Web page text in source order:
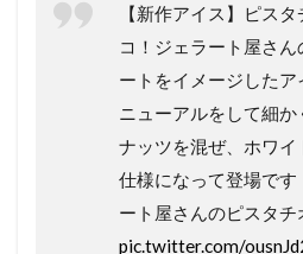
【新作アイス】ピス
コ！ジェラート屋さ
ートをイメージしたア
ニューアルをして細
ナッツを混ぜ、ホワイ
仕様になって登場です
ート屋さんのピスタチ
pic.twitter.com/